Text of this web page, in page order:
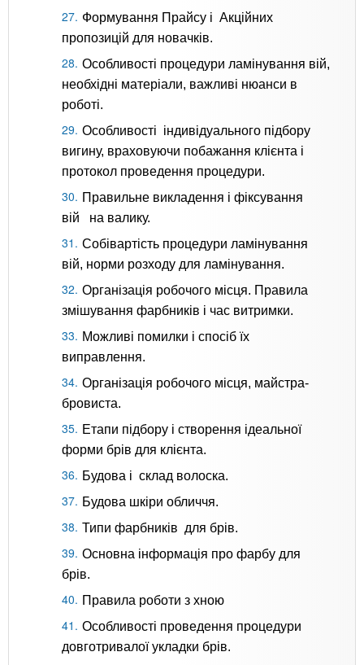
Формування Прайсу і Акційних
пропозицій для новачків.
Особливості процедури ламінування вій,
необхідні матеріали, важливі нюанси в
роботі.
Особливості індивідуального підбору
вигину, враховуючи побажання клієнта і
протокол проведення процедури.
Правильне викладення і фіксування
вій на валику.
Собівартість процедури ламінування
вій, норми розходу для ламінування.
Організація робочого місця. Правила
змішування фарбників і час витримки.
Можливі помилки і спосіб їх
виправлення.
Організація робочого місця, майстра-
бровиста.
Етапи підбору і створення ідеальної
форми брів для клієнта.
Будова і склад волоска.
Будова шкіри обличчя.
Типи фарбників для брів.
Основна інформація про фарбу для
брів.
Правила роботи з хною
Особливості проведення процедури
довготривалої укладки брів.